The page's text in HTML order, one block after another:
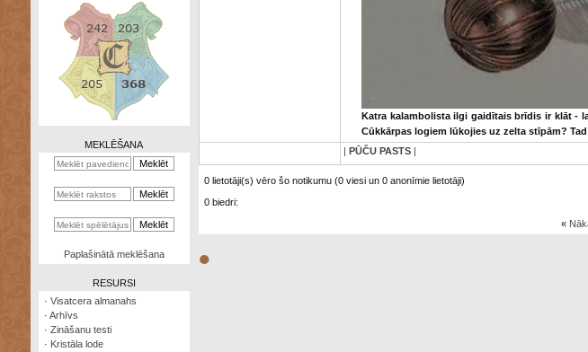
kalkulators
MEKLĒŠANA
Paplašinātā meklēšana
RESURSI
· Visatcera almanahs
· Arhīvs
· Zināšanu testi
· Kristāla lode
Katra kalambolista ilgi gaidītais brīdis ir klāt -
Cūkkārpas logiem lūkojies uz zelta stīpām?
| PŪČU PASTS|
0 lietotāji(s) vēro šo notikumu (0 viesi un 0 anonīmie lietotāji)
0 biedri:
«
●